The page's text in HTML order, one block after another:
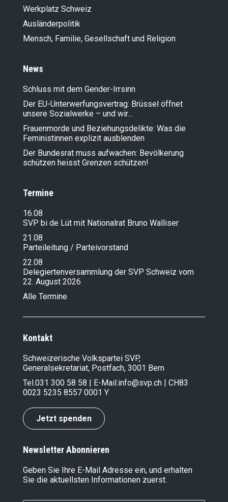
Werkplatz Schweiz
Ausländer­politik
Mensch, Familie, Gesellschaft und Religion
News
Schluss mit dem Gender-Irrsinn
Der EU-Unterwerfungsvertrag: Brüssel öffnet
unsere Sozialwerke – und wir…
Frauenmorde und Beziehungsdelikte: Was die
Feministinnen explizit ausblenden
Der Bundesrat muss aufwachen: Bevölkerung
schützen heisst Grenzen schützen!
Termine
16.08
SVP bi de Lüt mit Nationalrat Bruno Walliser
21.08
Parteileitung / Parteivorstand
22.08
Delegiertenversammlung der SVP Schweiz vom
22. August 2026
Alle Termine
Kontakt
Schweizerische Volkspartei SVP,
Generalsekretariat, Postfach, 3001 Bern
Tel.031 300 58 58 | E-Mail:info@svp.ch | CH83
0023 5235 8557 0001 Y
Jetzt spenden
Newsletter Abonnieren
Geben Sie Ihre E-Mail Adresse ein, und erhalten
Sie die aktuellsten Informationen zuerst.